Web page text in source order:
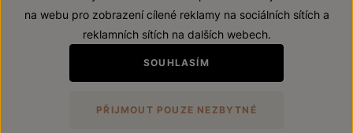
Prohlášení o přístupnosti
Zákaz prodeje alkoholických nápojů osobám mladším 18 let.
VytvořilwebProgress
na webu pro zobrazení cílené reklamy na sociálních sítích a
reklamních sítích na dalších webech.
SOUHLASÍM
PŘIJMOUT POUZE NEZBYTNÉ